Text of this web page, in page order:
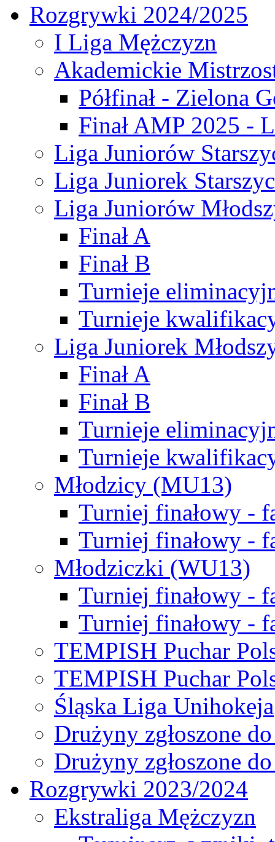
Rozgrywki 2024/2025
I Liga Mężczyzn
Akademickie
Półfinał - Zielona
Finał AMP 2025 -
Liga Juniorów
Liga Juniorek
Liga Juniorów
Finał A
Finał B
Turnieje
Turnieje
Liga Juniorek
Finał A
Finał B
Turnieje
Turnieje
Młodzicy (MU13)
Turniej finałowy -
Turniej finałowy -
Młodziczki (WU13)
Turniej finałowy -
Turniej finałowy -
TEMPISH Puchar
TEMPISH Puchar
Śląska Liga Unihokeja
Drużyny zgłoszone
Drużyny zgłoszone
Rozgrywki 2023/2024
Ekstraliga Mężczyzn